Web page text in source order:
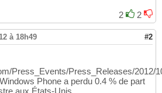
2
2
à 18h49 #2
Press_Events/Press_Releases/2012/
Phone a perdu 0.4 % de part
aux États-Unis.